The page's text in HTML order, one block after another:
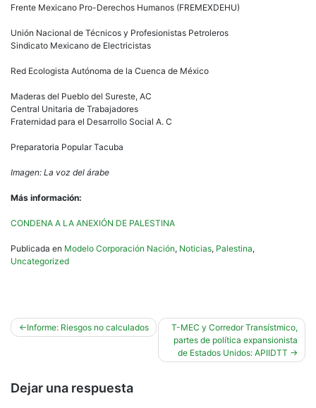
Frente Mexicano Pro-Derechos Humanos (FREMEXDEHU)
Unión Nacional de Técnicos y Profesionistas Petroleros
Sindicato Mexicano de Electricistas
Red Ecologista Autónoma de la Cuenca de México
Maderas del Pueblo del Sureste, AC
Central Unitaria de Trabajadores
Fraternidad para el Desarrollo Social A. C
Preparatoria Popular Tacuba
Imagen: La voz del árabe
Más información:
CONDENA A LA ANEXIÓN DE PALESTINA
Publicada en Modelo Corporación Nación, Noticias, Palestina,
Uncategorized
Navegación
Informe: Riesgos no calculados
T-MEC y Corredor Transístmico,
partes de política expansionista
de Estados Unidos: APIIDTT
Dejar una respuesta